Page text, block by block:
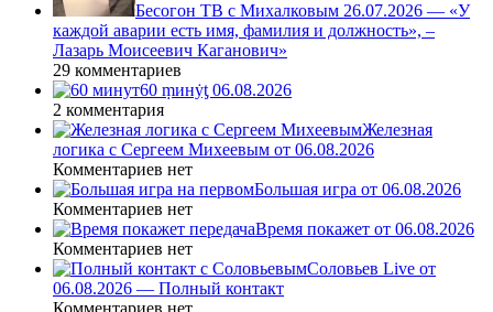
Бесогон ТВ с Михалковым 26.07.2026 — «У
каждой аварии есть имя, фамилия и должность», –
Лазарь Моисеевич Каганович»
29 комментариев
60 ṃинẏƫ 06.08.2026
2 комментария
Железная
логика с Сергеем Михеевым от 06.08.2026
Комментариев нет
Большая игра от 06.08.2026
Комментариев нет
Время покажет от 06.08.2026
Комментариев нет
Соловьев Live от
06.08.2026 — Полный контакт
Комментариев нет